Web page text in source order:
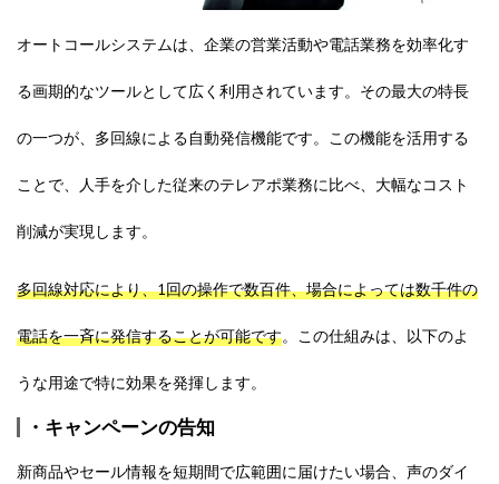
オートコールシステムは、企業の営業活動や電話業務を効率化す
る画期的なツールとして広く利用されています。その最大の特長
の一つが、多回線による自動発信機能です。この機能を活用する
ことで、人手を介した従来のテレアポ業務に比べ、大幅なコスト
削減が実現します。
多回線対応により、1回の操作で数百件、場合によっては数千件の
電話を一斉に発信することが可能です。この仕組みは、以下のよ
うな用途で特に効果を発揮します。
・キャンペーンの告知
新商品やセール情報を短期間で広範囲に届けたい場合、声のダイ